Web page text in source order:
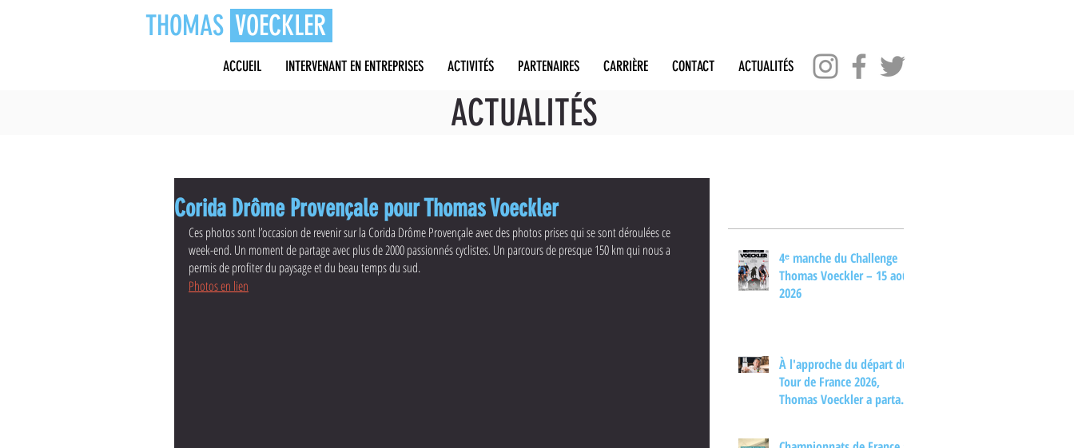
THOMAS VOECKLER
ACCUEIL INTERVENANT EN ENTREPRISES ACTIVITÉS PARTENAIRES CARRIÈRE CONTACT ACTUALITÉS
ACTUALITÉS
Corida Drôme Provençale pour Thomas Voeckler
Ces photos sont l’occasion de revenir sur la Corida Drôme Provençale avec des photos prises qui se sont déroulées ce
week-end. Un moment de partage avec plus de 2000 passionnés cyclistes. Un parcours de presque 150 km qui nous a
permis de profiter du paysage et du beau temps du sud.
Photos en lien
4ᵉ manche du Challenge
Thomas Voeckler – 15 août
2026
À l'approche du départ du
Tour de France 2026,
Thomas Voeckler a partagé